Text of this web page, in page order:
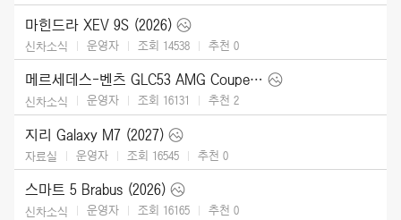
마힌드라 XEV 9S (2026)
신차소식 운영자 조회 14538 추천 0
메르세데스-벤츠 GLC53 AMG Coupe (2027)
신차소식 운영자 조회 16131 추천 2
지리 Galaxy M7 (2027)
자료실 운영자 조회 16545 추천 0
스마트 5 Brabus (2026)
신차소식 운영자 조회 16165 추천 0